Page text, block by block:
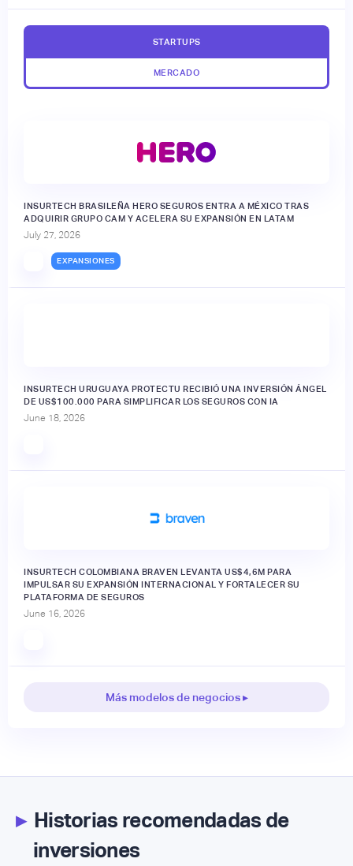
STARTUPS
MERCADO
INSURTECH BRASILEÑA HERO SEGUROS ENTRA A MÉXICO TRAS
ADQUIRIR GRUPO CAM Y ACELERA SU EXPANSIÓN EN LATAM
July 27, 2026
EXPANSIONES
INSURTECH URUGUAYA PROTECTU RECIBIÓ UNA INVERSIÓN ÁNGEL
DE US$100.000 PARA SIMPLIFICAR LOS SEGUROS CON IA
June 18, 2026
INSURTECH COLOMBIANA BRAVEN LEVANTA US$4,6M PARA
IMPULSAR SU EXPANSIÓN INTERNACIONAL Y FORTALECER SU
PLATAFORMA DE SEGUROS
June 16, 2026
Más modelos de negocios ▸
▸Historias recomendadas de
inversiones